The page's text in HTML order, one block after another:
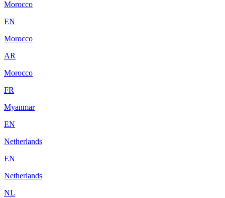
Morocco
EN
Morocco
AR
Morocco
FR
Myanmar
EN
Netherlands
EN
Netherlands
NL